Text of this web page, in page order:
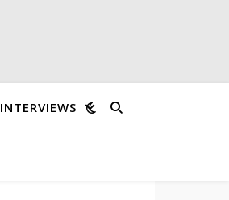
INTERVIEWS